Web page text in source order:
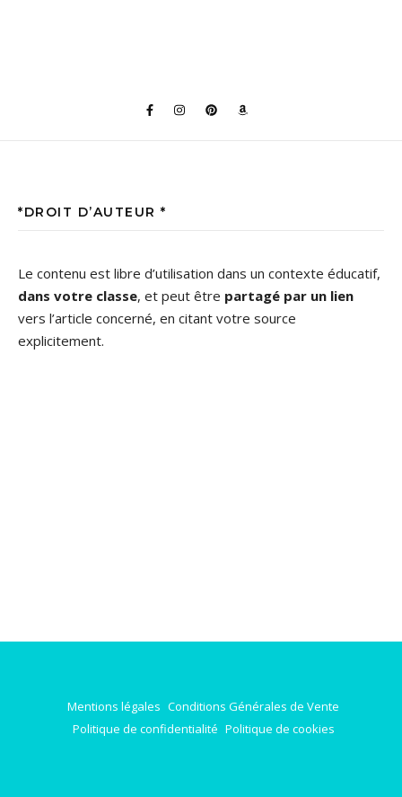
*DROIT D’AUTEUR *
Le contenu est libre d’utilisation dans un contexte éducatif,
dans votre classe, et peut être partagé par un lien
vers l’article concerné, en citant votre source
explicitement.
Mentions légales Conditions Générales de Vente
Politique de confidentialité Politique de cookies